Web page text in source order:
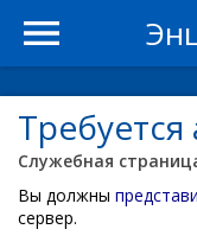
Требуется
Служебная
Вы должны
сервер.